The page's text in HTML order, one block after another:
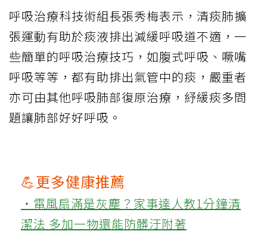
呼吸治療科技術組長張秀梅表示，清痰肺擴
張運動有助於痰液排出減緩呼吸道不適，一
些簡單的呼吸治療技巧，如腹式呼吸、噘嘴
呼吸等等，都有助排出氣管中的痰，嚴重者
亦可由其他呼吸肺部復原治療，紓緩痰多問
題讓肺部好好呼吸。
💪更多健康推薦
‧電風扇滿是灰塵？家事達人教1分鐘清
潔法 多加一物還能防髒汙附著